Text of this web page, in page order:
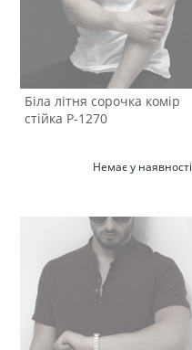
Біла літня сорочка комір
стійка Р-1270
Немає у наявності